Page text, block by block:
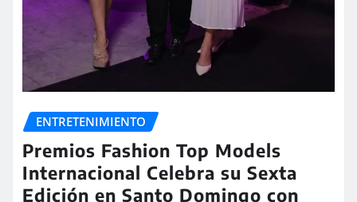
ENTRETENIMIENTO
Premios Fashion Top Models
Internacional Celebra su Sexta
Edición en Santo Domingo con